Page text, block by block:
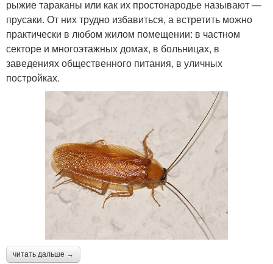
рыжие тараканы или как их простонародье называют —
прусаки. От них трудно избавиться, а встретить можно
практически в любом жилом помещении: в частном
секторе и многоэтажных домах, в больницах, в
заведениях общественного питания, в уличных
постройках.
читать дальше →